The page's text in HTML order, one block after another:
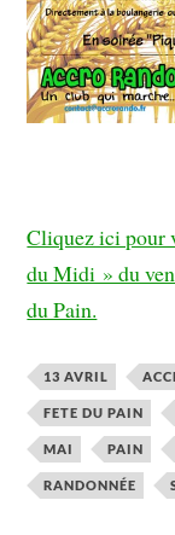
Cliquez ici pour
du Midi » du
du Pain.
13 AVRIL
FETE DU PAIN
MAI PAIN
RANDONNÉE